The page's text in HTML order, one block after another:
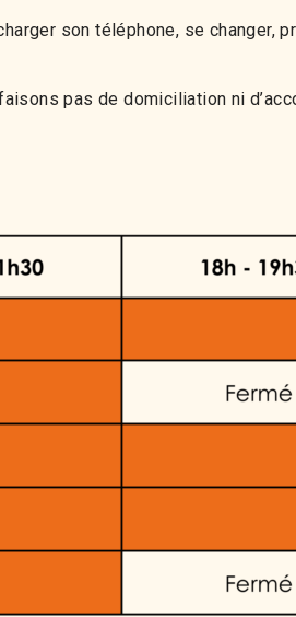
son téléphone, se
pas de domiciliation ni